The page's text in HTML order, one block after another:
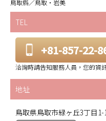
鳥取縣／鳥取・岩美
TEL
+81-857-22-
洽詢時請告知服務人員，您的資
地址
鳥取県鳥取市緑ヶ丘3丁目1-